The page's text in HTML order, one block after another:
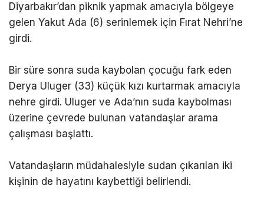
Diyarbakır’dan piknik yapmak amacıyla bölgeye
gelen Yakut Ada (6) serinlemek için Fırat Nehri’ne
girdi.
Bir süre sonra suda kaybolan çocuğu fark eden
Derya Uluger (33) küçük kızı kurtarmak amacıyla
nehre girdi. Uluger ve Ada’nın suda kaybolması
üzerine çevrede bulunan vatandaşlar arama
çalışması başlattı.
Vatandaşların müdahalesiyle sudan çıkarılan iki
kişinin de hayatını kaybettiği belirlendi.